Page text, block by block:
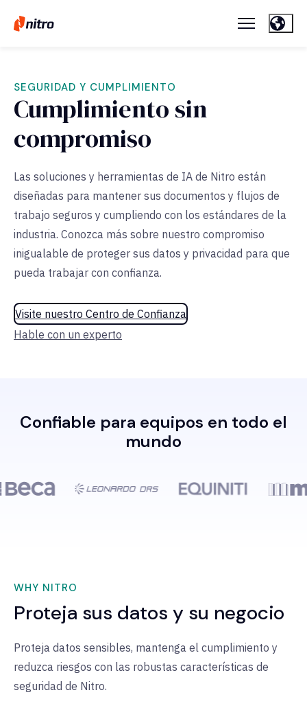
SEGURIDAD Y CUMPLIMIENTO
Cumplimiento sin
compromiso
Las soluciones y herramientas de IA de Nitro están
diseñadas para mantener sus documentos y flujos de
trabajo seguros y cumpliendo con los estándares de la
industria. Conozca más sobre nuestro compromiso
inigualable de proteger sus datos y privacidad para que
pueda trabajar con confianza.
Visite nuestro Centro de Confianza
Hable con un experto
Confiable para equipos en todo el
mundo
WHY NITRO
Proteja sus datos y su negocio
Proteja datos sensibles, mantenga el cumplimiento y
reduzca riesgos con las robustas características de
seguridad de Nitro.